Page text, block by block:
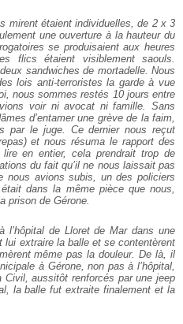
mirent étaient individuelles, de 2 x 3
une ouverture à la hauteur du
se produisaient aux heures
flics étaient visiblement saouls.
sandwiches de mortadelle. Nous
lois anti-terroristes la garde à vue
nous sommes restés 10 jours entre
voir ni avocat ni famille. Sans
d’entamer une grève de la faim,
par le juge. Ce dernier nous reçut
et nous résuma le rapport des
en entier, cela prendrait trop de
du fait qu’il ne nous laissait pas
nous avions subis, un des policiers
dans la même pièce que nous,
prison de Gérone.
de Lloret de Mar dans une
lui extraire la balle et se contentèrent
même pas la douleur. De là, il
à Gérone, non pas à l’hôpital,
aussitôt renforcés par une jeep
la balle fut extraite finalement et la